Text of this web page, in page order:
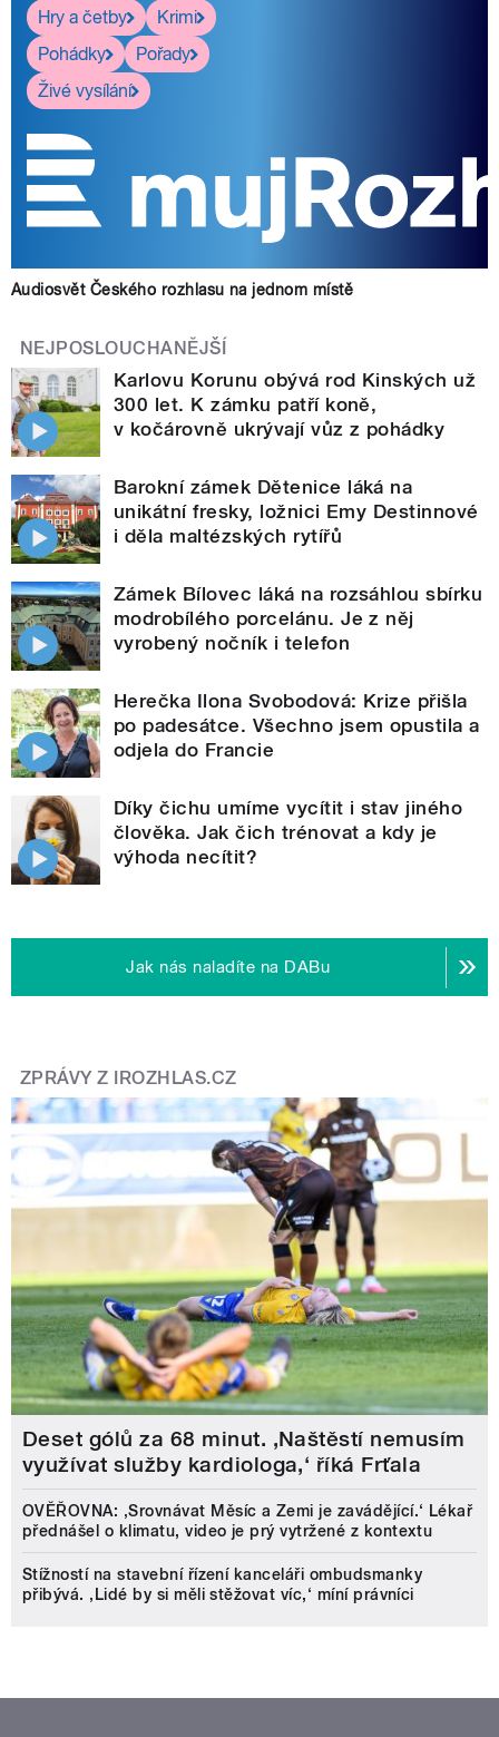
Hry a četby
Krimi
Pohádky
Pořady
Živé vysílání
Audiosvět Českého rozhlasu na jednom místě
NEJPOSLOUCHANĚJŠÍ
Karlovu Korunu obývá rod Kinských už
300 let. K zámku patří koně,
v kočárovně ukrývají vůz z pohádky
Barokní zámek Dětenice láká na
unikátní fresky, ložnici Emy Destinnové
i děla maltézských rytířů
Zámek Bílovec láká na rozsáhlou sbírku
modrobílého porcelánu. Je z něj
vyrobený nočník i telefon
Herečka Ilona Svobodová: Krize přišla
po padesátce. Všechno jsem opustila a
odjela do Francie
Díky čichu umíme vycítit i stav jiného
člověka. Jak čich trénovat a kdy je
výhoda necítit?
Jak nás naladíte na DABu
ZPRÁVY Z IROZHLAS.CZ
Deset gólů za 68 minut. ,Naštěstí nemusím
využívat služby kardiologa,‘ říká Frťala
OVĚŘOVNA: ‚Srovnávat Měsíc a Zemi je zavádějící.‘ Lékař
přednášel o klimatu, video je prý vytržené z kontextu
Stížností na stavební řízení kanceláři ombudsmanky
přibývá. ‚Lidé by si měli stěžovat víc,‘ míní právníci